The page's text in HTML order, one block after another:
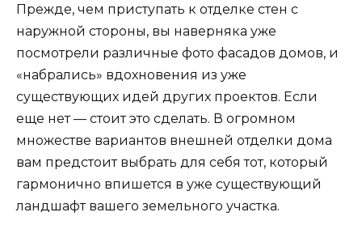
Прежде, чем приступать к отделке стен с
наружной стороны, вы наверняка уже
посмотрели различные фото фасадов домов, и
«набрались» вдохновения из уже
существующих идей других проектов. Если
еще нет — стоит это сделать. В огромном
множестве вариантов внешней отделки дома
вам предстоит выбрать для себя тот, который
гармонично впишется в уже существующий
ландшафт вашего земельного участка.